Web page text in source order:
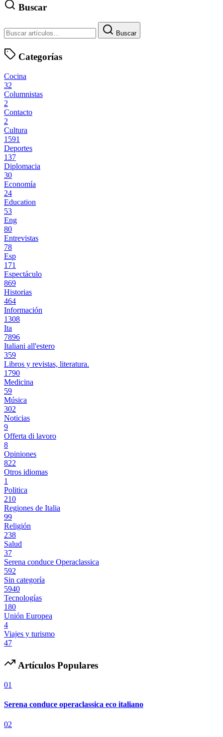
Buscar
Buscar
Categorías
Cocina
32
Columnistas
2
Contacto
2
Cultura
1591
Deportes
137
Diplomacia
30
Economía
24
Education
53
Eng
80
Entrevistas
78
Esp
171
Espectáculo
869
Historias
464
Información
1308
Ita
7896
Italiani all'estero
359
Libros y revistas, literatura.
1790
Medicina
59
Música
302
Noticias
9
Offerta di lavoro
8
Opiniones
822
Otros idiomas
1
Politica
210
Regiones de Italia
99
Religión
238
Salud
37
Serena conduce Operaclassica
592
Sin categoría
5940
Tecnologías
180
Unión Europea
4
Viajes y turismo
47
Artículos Populares
01
Serena conduce operaclassica eco italiano
02